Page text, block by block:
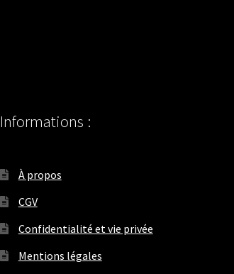
Informations :
À propos
CGV
Confidentialité et vie privée
Mentions légales